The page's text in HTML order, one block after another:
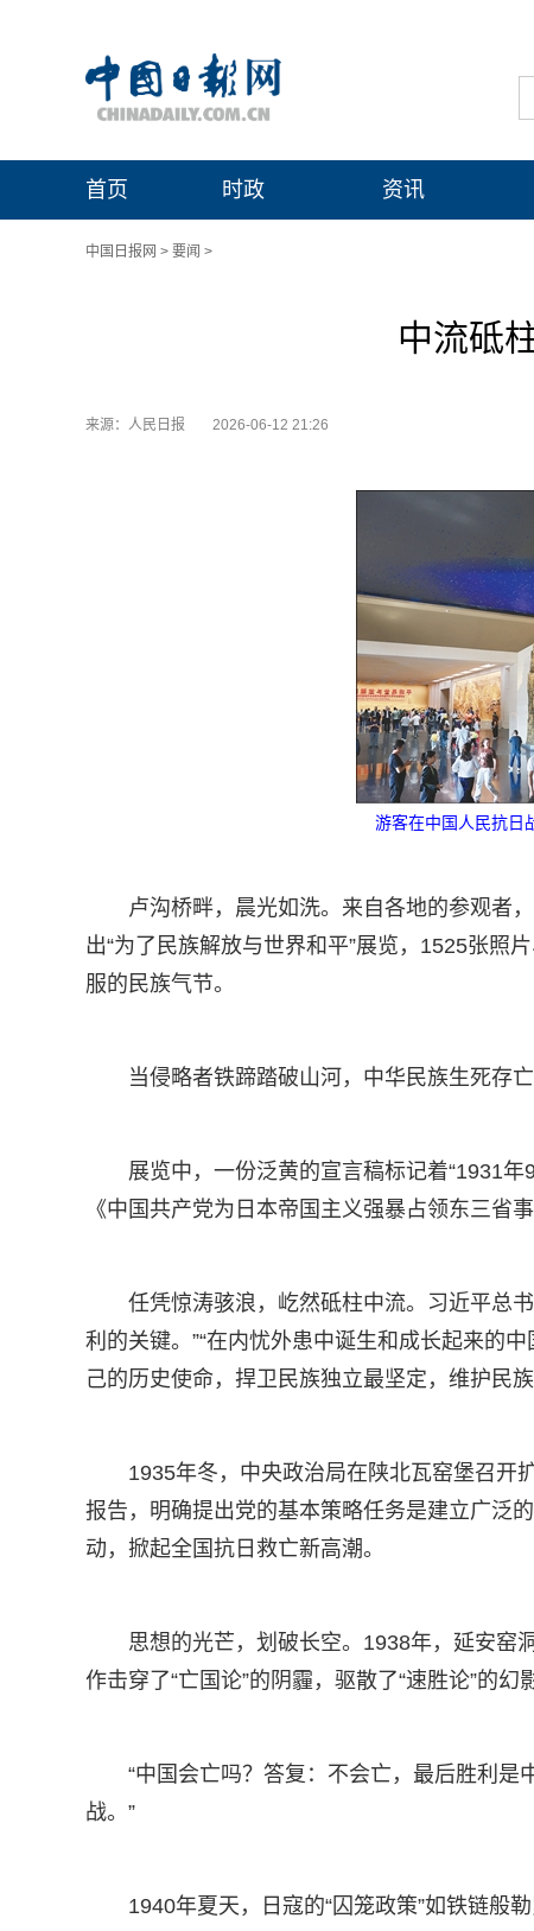
首页 时政 资讯
中国日报网 > 要闻 >
中流砥
来源：人民日报 2026-06-12 21:26
游客在中国人民抗日
卢沟桥畔，晨光如洗。来自各地的参观者
出“为了民族解放与世界和平”展览，1525张照
服的民族气节。
当侵略者铁蹄踏破山河，中华民族生死存
展览中，一份泛黄的宣言稿标记着“1931
《中国共产党为日本帝国主义强暴占领东三省
任凭惊涛骇浪，屹然砥柱中流。习近平总
利的关键。”“在内忧外患中诞生和成长起来的
己的历史使命，捍卫民族独立最坚定，维护民
1935年冬，中央政治局在陕北瓦窑堡召开
报告，明确提出党的基本策略任务是建立广泛
动，掀起全国抗日救亡新高潮。
思想的光芒，划破长空。1938年，延安窑
作击穿了“亡国论”的阴霾，驱散了“速胜论”的
“中国会亡吗？答复：不会亡，最后胜利
战。”
1940年夏天，日寇的“囚笼政策”如铁链般